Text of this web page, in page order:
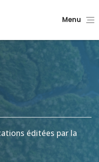
Menu
éditées par la